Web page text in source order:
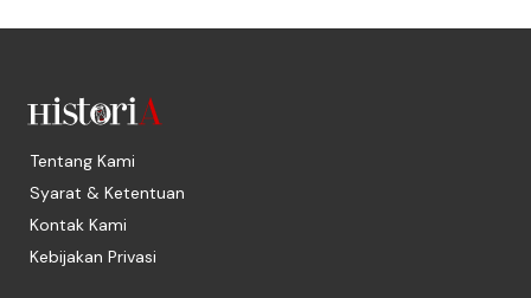
Tentang Kami
Syarat & Ketentuan
Kontak Kami
Kebijakan Privasi